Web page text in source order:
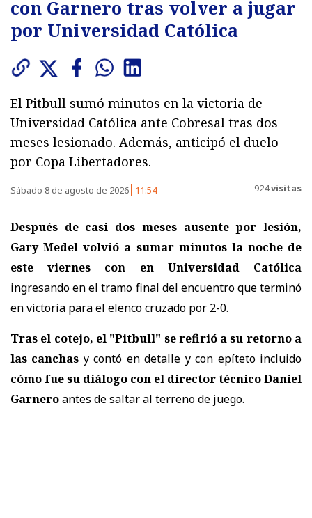
con Garnero tras volver a jugar
por Universidad Católica
El Pitbull sumó minutos en la victoria de
Universidad Católica ante Cobresal tras dos
meses lesionado. Además, anticipó el duelo
por Copa Libertadores.
Sábado 8 de agosto de 2026 11:54 924visitas
Después de casi dos meses ausente por lesión,
Gary Medel volvió a sumar minutos la noche de
este viernes con en Universidad Católica
ingresando en el tramo final del encuentro que terminó
en victoria para el elenco cruzado por 2-0.
Tras el cotejo, el "Pitbull" se refirió a su retorno a
las canchas y contó en detalle y con epíteto incluido
cómo fue su diálogo con el director técnico Daniel
Garneroantes de saltar al terreno de juego.